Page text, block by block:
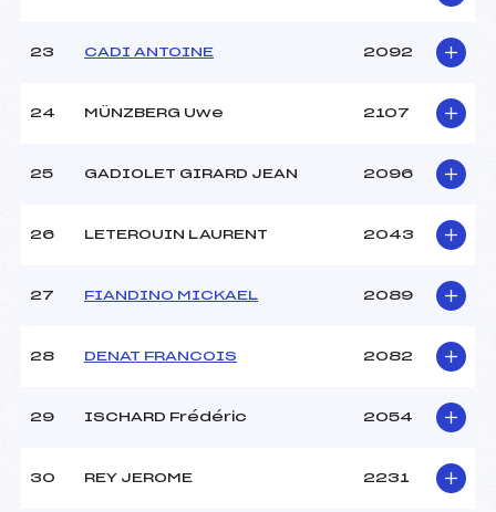
23 CADI ANTOINE 2092
24 MÜNZBERG Uwe 2107
25 GADIOLET GIRARD JEAN 2096
26 LETEROUIN LAURENT 2043
27 FIANDINO MICKAEL 2089
28 DENAT FRANCOIS 2082
29 ISCHARD Frédéric 2054
30 REY JEROME 2231